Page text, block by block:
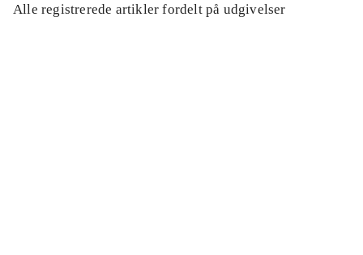
Alle registrerede artikler fordelt på udgivelser